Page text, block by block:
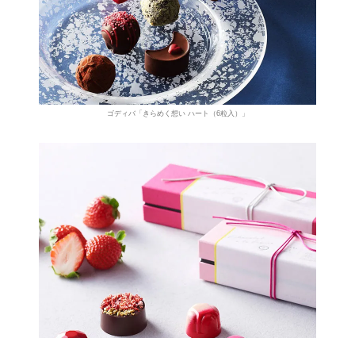
ゴディバ「きらめく想い ハート（6粒入）」